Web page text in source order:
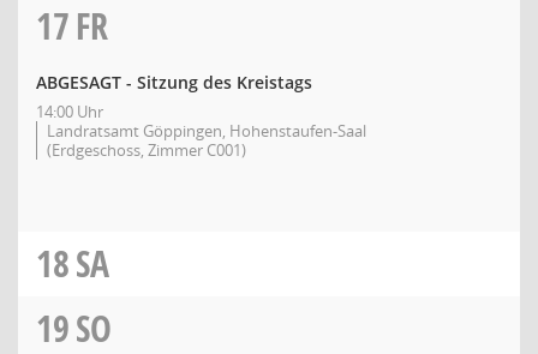
17FR
ABGESAGT - Sitzung des Kreistags
14:00 Uhr
Landratsamt Göppingen, Hohenstaufen-Saal
(Erdgeschoss, Zimmer C001)
18SA
19SO